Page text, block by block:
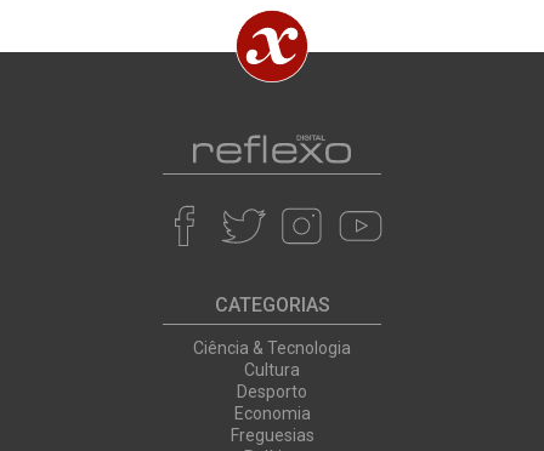
CATEGORIAS
Ciência & Tecnologia
Cultura
Desporto
Economia
Freguesias